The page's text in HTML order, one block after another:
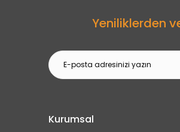
Yeniliklerden
Kurumsal